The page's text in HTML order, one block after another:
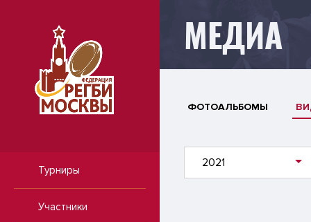
Турниры
Участники
МЕДИА
ФОТОАЛЬБОМЫ
2021